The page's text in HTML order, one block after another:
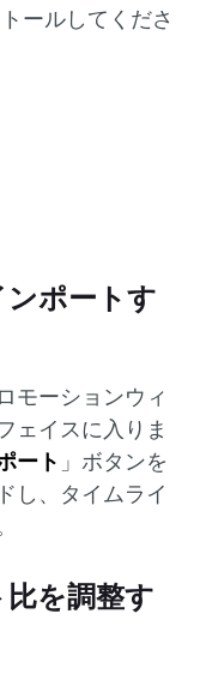
ールしてくださ
ポートす
モーションウィ
ェイスに入りま
ート 」ボタンを
し、タイムライ
を調整す